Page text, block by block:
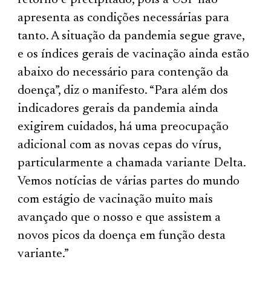
apresenta as condições necessárias para
tanto. A situação da pandemia segue grave,
e os índices gerais de vacinação ainda estão
abaixo do necessário para contenção da
doença”, diz o manifesto. “Para além dos
indicadores gerais da pandemia ainda
exigirem cuidados, há uma preocupação
adicional com as novas cepas do vírus,
particularmente a chamada variante Delta.
Vemos notícias de várias partes do mundo
com estágio de vacinação muito mais
avançado que o nosso e que assistem a
novos picos da doença em função desta
variante.”